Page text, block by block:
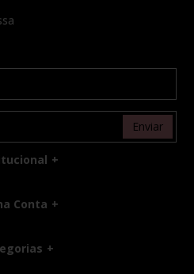
Enviar
Conta